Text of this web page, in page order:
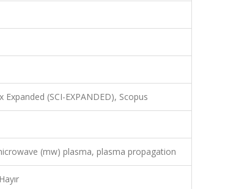
Expanded (SCI-EXPANDED), Scopus
(mw) plasma, plasma propagation
Hayır